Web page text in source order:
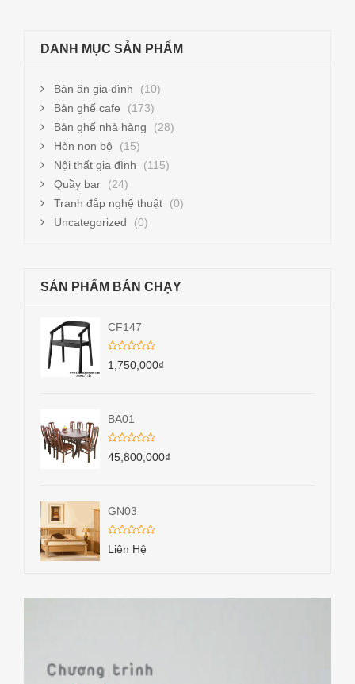
DANH MỤC SẢN PHẨM
Bàn ăn gia đình
(10)
Bàn ghế cafe
(173)
Bàn ghế nhà hàng
(28)
Hòn non bộ
(15)
Nội thất gia đình
(115)
Quầy bar
(24)
Tranh đắp nghệ thuật
(0)
Uncategorized
(0)
SẢN PHẨM BÁN CHẠY
CF147
1,750,000₫
BA01
45,800,000₫
GN03
Liên Hệ